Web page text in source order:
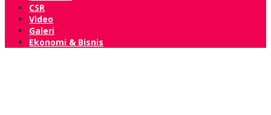
CSR
Video
Galeri
Ekonomi & Bisnis